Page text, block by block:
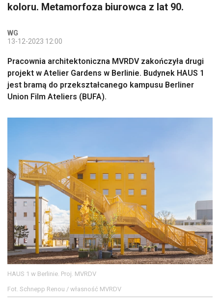
koloru. Metamorfoza biurowca z lat 90.
WG
13-12-2023 12:00
Pracownia architektoniczna MVRDV zakończyła drugi
projekt w Atelier Gardens w Berlinie. Budynek HAUS 1
jest bramą do przekształcanego kampusu Berliner
Union Film Ateliers (BUFA).
HAUS 1 w Berlinie. Proj. MVRDV
Fot. Schnepp Renou / własność MVRDV